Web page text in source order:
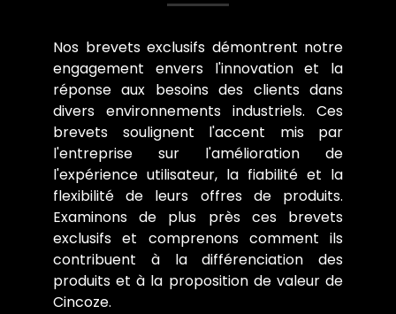
Nos brevets exclusifs démontrent notre
engagement envers l'innovation et la
réponse aux besoins des clients dans
divers environnements industriels. Ces
brevets soulignent l'accent mis par
l'entreprise sur l'amélioration de
l'expérience utilisateur, la fiabilité et la
flexibilité de leurs offres de produits.
Examinons de plus près ces brevets
exclusifs et comprenons comment ils
contribuent à la différenciation des
produits et à la proposition de valeur de
Cincoze.